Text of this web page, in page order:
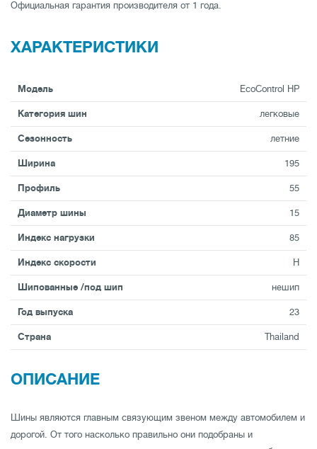
Официальная гарантия производителя от 1 года.
ХАРАКТЕРИСТИКИ
Модель EcoControl HP
Категория шин легковые
Сезонность летние
Ширина 195
Профиль 55
Диаметр шины 15
Индекс нагрузки 85
Индекс скорости H
Шипованные /под шип нешип
Год выпуска 23
Страна Thailand
ОПИСАНИЕ
Шины являются главным связующим звеном между автомобилем и
дорогой. От того насколько правильно они подобраны и